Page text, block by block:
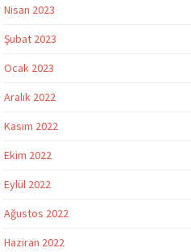
Nisan 2023
Şubat 2023
Ocak 2023
Aralık 2022
Kasım 2022
Ekim 2022
Eylül 2022
Ağustos 2022
Haziran 2022